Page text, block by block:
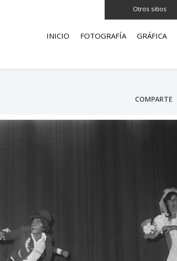
Otros sitios
INICIO FOTOGRAFÍA GRÁFICA
COMPARTE